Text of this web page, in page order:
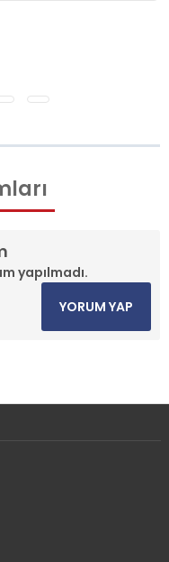
yapılmadı.
YORUM YAP